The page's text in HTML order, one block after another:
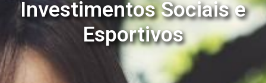
Investimentos Sociais e
Esportivos